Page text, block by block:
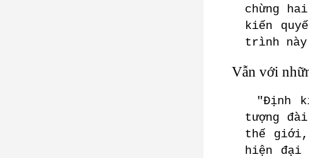
chừng
kiến
trình này
Vẫn với
"Định
tượng
thế giới,
hiện đại